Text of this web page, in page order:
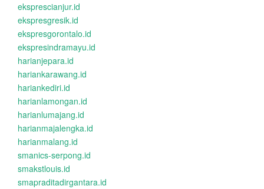
eksprescianjur.id
ekspresgresik.id
ekspresgorontalo.id
ekspresindramayu.id
harianjepara.id
hariankarawang.id
hariankediri.id
harianlamongan.id
harianlumajang.id
harianmajalengka.id
harianmalang.id
smanics-serpong.id
smakstlouis.id
smapraditadirgantara.id